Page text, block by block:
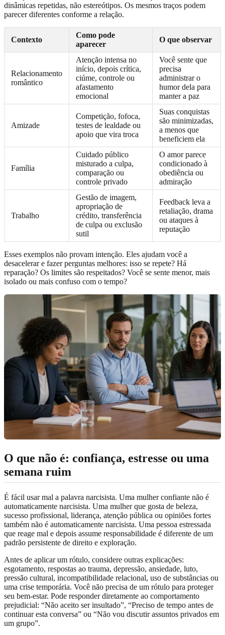
dinâmicas repetidas, não estereótipos. Os mesmos traços podem
parecer diferentes conforme a relação.
Contexto
Como pode
aparecer
O que observar
Relacionamento
romântico
Atenção intensa no
início, depois crítica,
ciúme, controle ou
afastamento
emocional
Você sente que
precisa
administrar o
humor dela para
manter a paz
Amizade
Competição, fofoca,
testes de lealdade ou
apoio que vira troca
Suas conquistas
são minimizadas,
a menos que
beneficiem ela
Família
Cuidado público
misturado a culpa,
comparação ou
controle privado
O amor parece
condicionado à
obediência ou
admiração
Trabalho
Gestão de imagem,
apropriação de
crédito, transferência
de culpa ou exclusão
sutil
Feedback leva a
retaliação, drama
ou ataques à
reputação
Esses exemplos não provam intenção. Eles ajudam você a
desacelerar e fazer perguntas melhores: isso se repete? Há
reparação? Os limites são respeitados? Você se sente menor, mais
isolado ou mais confuso com o tempo?
O que não é: confiança, estresse ou uma
semana ruim
É fácil usar mal a palavra narcisista. Uma mulher confiante não é
automaticamente narcisista. Uma mulher que gosta de beleza,
sucesso profissional, liderança, atenção pública ou opiniões fortes
também não é automaticamente narcisista. Uma pessoa estressada
que reage mal e depois assume responsabilidade é diferente de um
padrão persistente de direito e exploração.
Antes de aplicar um rótulo, considere outras explicações:
esgotamento, respostas ao trauma, depressão, ansiedade, luto,
pressão cultural, incompatibilidade relacional, uso de substâncias ou
uma crise temporária. Você não precisa de um rótulo para proteger
seu bem-estar. Pode responder diretamente ao comportamento
prejudicial: “Não aceito ser insultado”, “Preciso de tempo antes de
continuar esta conversa” ou “Não vou discutir assuntos privados em
um grupo”.